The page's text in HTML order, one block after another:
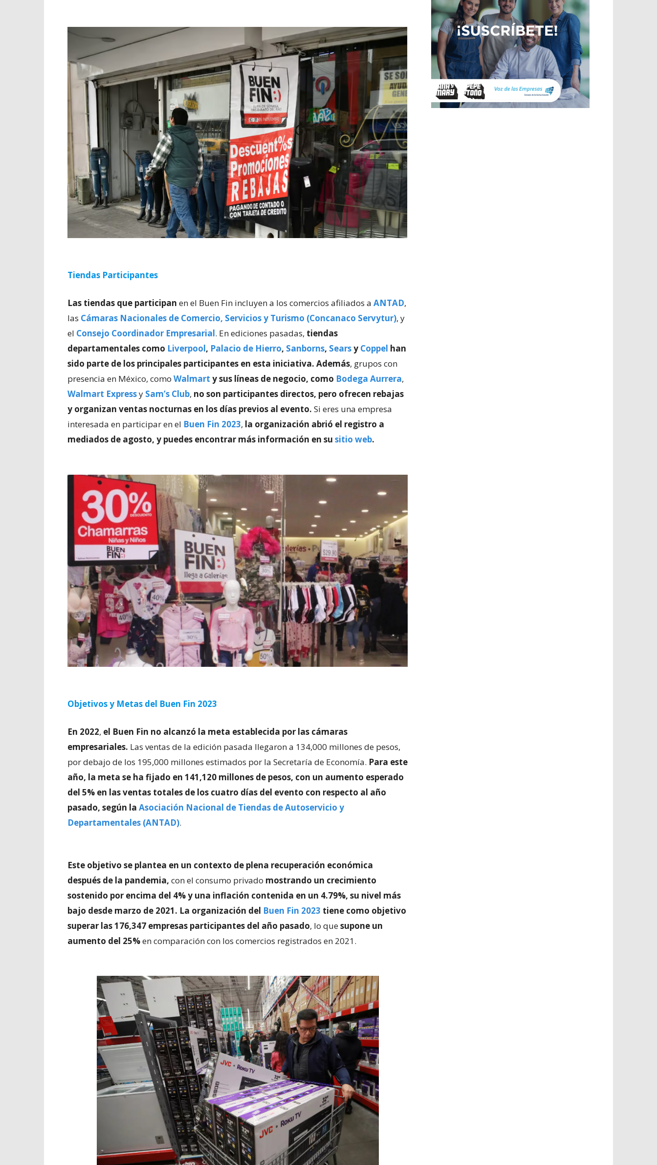
Tiendas Participantes
Las tiendas que participan en el Buen Fin incluyen a los comercios afiliados a ANTAD,
las Cámaras Nacionales de Comercio, Servicios y Turismo (Concanaco Servytur), y
el Consejo Coordinador Empresarial. En ediciones pasadas, tiendas
departamentales como Liverpool, Palacio de Hierro, Sanborns, Searsy Coppel han
sido parte de los principales participantes en esta iniciativa. Además, grupos con
presencia en México, como Walmart y sus líneas de negocio, como Bodega Aurrera,
Walmart Expressy Sam’s Club, no son participantes directos, pero ofrecen rebajas
y organizan ventas nocturnas en los días previos al evento. Si eres una empresa
interesada en participar en el Buen Fin 2023, la organización abrió el registro a
mediados de agosto, y puedes encontrar más información en su sitio web.
Objetivos y Metas del Buen Fin 2023
En 2022, el Buen Fin no alcanzó la meta establecida por las cámaras
empresariales. Las ventas de la edición pasada llegaron a 134,000 millones de pesos,
por debajo de los 195,000 millones estimados por la Secretaría de Economía. Para este
año, la meta se ha fijado en 141,120 millones de pesos, con un aumento esperado
del 5% en las ventas totales de los cuatro días del evento con respecto al año
pasado, según la Asociación Nacional de Tiendas de Autoservicio y
Departamentales (ANTAD).
Este objetivo se plantea en un contexto de plena recuperación económica
después de la pandemia, con el consumo privado mostrando un crecimiento
sostenido por encima del 4% y una inflación contenida en un 4.79%, su nivel más
bajo desde marzo de 2021. La organización del Buen Fin 2023 tiene como objetivo
superar las 176,347 empresas participantes del año pasado, lo quesupone un
aumento del 25%en comparación con los comercios registrados en 2021.